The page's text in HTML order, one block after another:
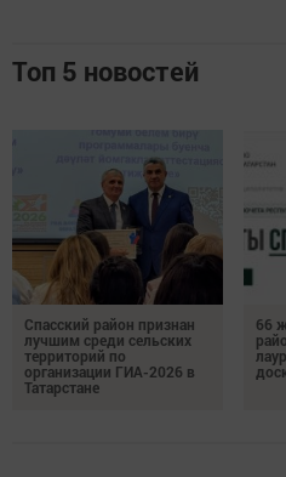
Топ 5 новостей
Спасский район признан
лучшим среди сельских
территорий по
организации ГИА-2026 в
Татарстане
66